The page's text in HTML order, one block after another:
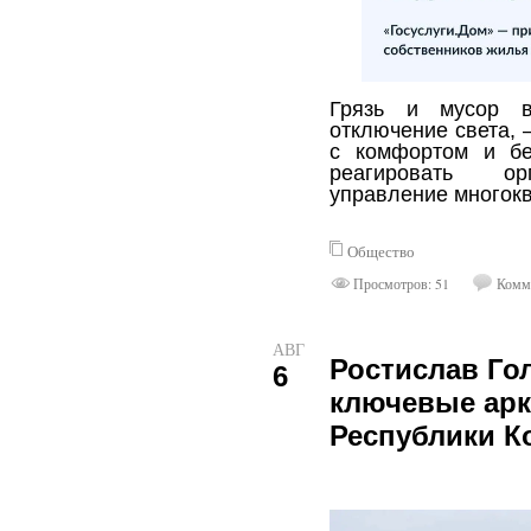
Грязь и мусор
отключение
с комфортом и
реагировать
управление
Общество
Просмотров: 51
АВГ
6
Ростислав
ключевые
Республики